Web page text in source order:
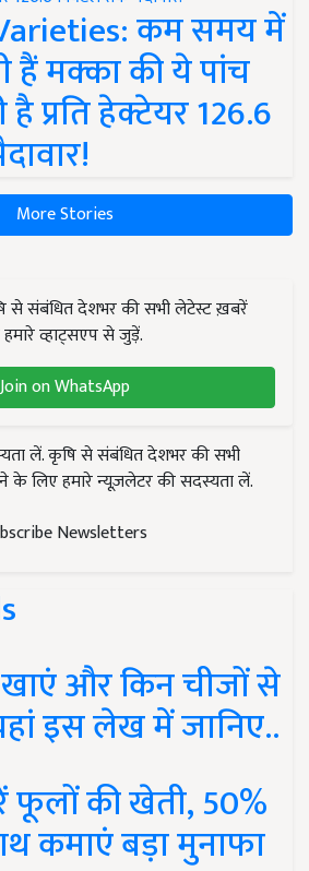
कम समय में
हैं मक्का की ये पांच
प्रति हेक्टेयर 126.6
More Stories
से संबंधित देशभर की सभी लेटेस्ट ख़बरें
व्हाट्सएप से जुड़ें.
Join on WhatsApp
लें. कृषि से संबंधित देशभर की सभी
लिए हमारे न्यूज़लेटर की सदस्यता लें.
Newsletters
और किन चीजों से
इस लेख में जानिए..
की खेती, 50%
कमाएं बड़ा मुनाफा